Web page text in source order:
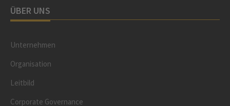
ÜBER UNS
Unternehmen
Organisation
Leitbild
Corporate Governance